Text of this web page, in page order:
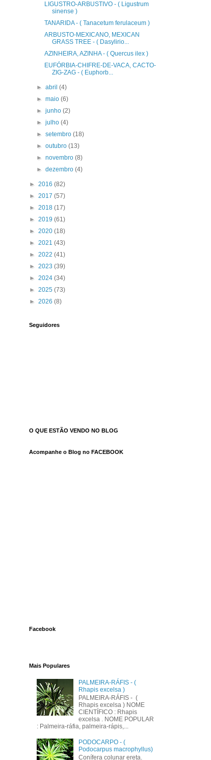
LIGUSTRO-ARBUSTIVO - ( Ligustrum
sinense )
TANARIDA - ( Tanacetum ferulaceum )
ARBUSTO-MEXICANO, MEXICAN
GRASS TREE - ( Dasylirio...
AZINHEIRA, AZINHA - ( Quercus ilex )
EUFÓRBIA-CHIFRE-DE-VACA, CACTO-
ZIG-ZAG - ( Euphorb...
►abril(4)
►maio(6)
►junho(2)
►julho(4)
►setembro(18)
►outubro(13)
►novembro(8)
►dezembro(4)
► 2016 (82)
► 2017 (57)
► 2018 (17)
► 2019 (61)
► 2020 (18)
► 2021 (43)
► 2022 (41)
► 2023 (39)
► 2024 (34)
► 2025 (73)
► 2026 (8)
Seguidores
O QUE ESTÃO VENDO NO BLOG
Acompanhe o Blog no FACEBOOK
Facebook
Mais Populares
PALMEIRA-RÁFIS - (
Rhapis excelsa )
PALMEIRA-RÁFIS - (
Rhapis excelsa ) NOME
CIENTÍFICO : Rhapis
excelsa . NOME POPULAR
: Palmeira-ráfia, palmeira-rápis,...
PODOCARPO - (
Podocarpus macrophyllus)
Conífera colunar ereta.